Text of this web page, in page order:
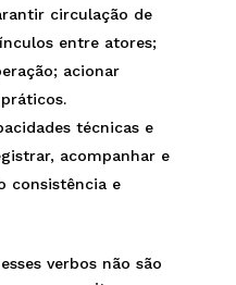
circulação de
entre atores;
acionar
técnicas e
acompanhar e
consistência e
verbos não são